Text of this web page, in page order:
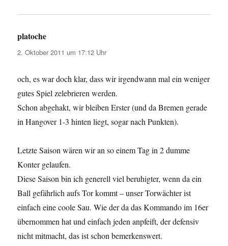
platoche
2. Oktober 2011 um 17:12 Uhr
och, es war doch klar, dass wir irgendwann mal ein weniger
gutes Spiel zelebrieren werden.
Schon abgehakt, wir bleiben Erster (und da Bremen gerade
in Hangover 1-3 hinten liegt, sogar nach Punkten).
Letzte Saison wären wir an so einem Tag in 2 dumme
Konter gelaufen.
Diese Saison bin ich generell viel beruhigter, wenn da ein
Ball gefährlich aufs Tor kommt – unser Torwächter ist
einfach eine coole Sau. Wie der da das Kommando im 16er
übernommen hat und einfach jeden anpfeift, der defensiv
nicht mitmacht, das ist schon bemerkenswert.